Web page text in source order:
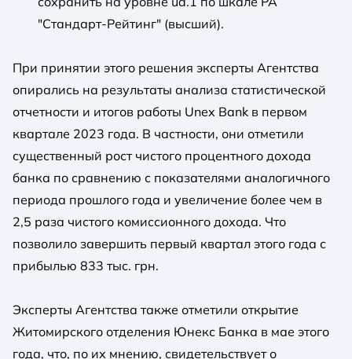
"Стандарт-Рейтинг" (высший).
При принятии этого решения эксперты Агентства
опирались на результаты анализа статистической
отчетности и итогов работы Unex Bank в первом
квартале 2023 года. В частности, они отметили
существенный рост чистого процентного дохода
банка по сравнению с показателями аналогичного
периода прошлого года и увеличение более чем в
2,5 раза чистого комиссионного дохода. Что
позволило завершить первый квартал этого года с
прибылью 833 тыс. грн.
Эксперты Агентства также отметили открытие
Житомирского отделения Юнекс Банка в мае этого
года, что, по их мнению, свидетельствует о